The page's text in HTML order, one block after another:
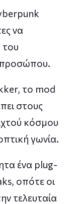
να
του
προσώπου.
το mod
στους
κόσμου
γωνία.
ένα plug-
οπότε οι
τελευταία